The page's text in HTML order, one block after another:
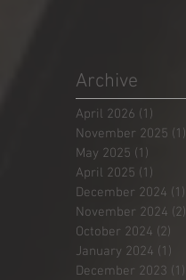
Archive
April 2026 (1)
November 2025 (1)
May 2025 (1)
April 2025 (1)
December 2024 (1)
November 2024 (2)
October 2024 (2)
January 2024 (1)
December 2023 (1)